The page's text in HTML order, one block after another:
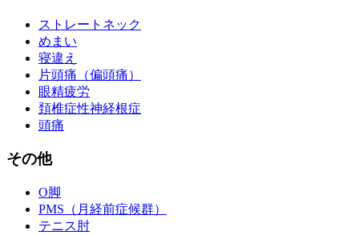
ストレートネック
めまい
寝違え
片頭痛（偏頭痛）
眼精疲労
頚椎症性神経根症
頭痛
その他
O脚
PMS（月経前症候群）
テニス肘